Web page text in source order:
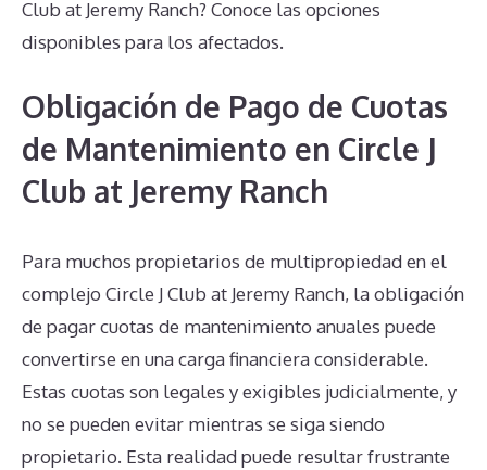
Club at Jeremy Ranch? Conoce las opciones
disponibles para los afectados.
Obligación de Pago de Cuotas
de Mantenimiento en Circle J
Club at Jeremy Ranch
Para muchos propietarios de multipropiedad en el
complejo Circle J Club at Jeremy Ranch, la obligación
de pagar cuotas de mantenimiento anuales puede
convertirse en una carga financiera considerable.
Estas cuotas son legales y exigibles judicialmente, y
no se pueden evitar mientras se siga siendo
propietario. Esta realidad puede resultar frustrante